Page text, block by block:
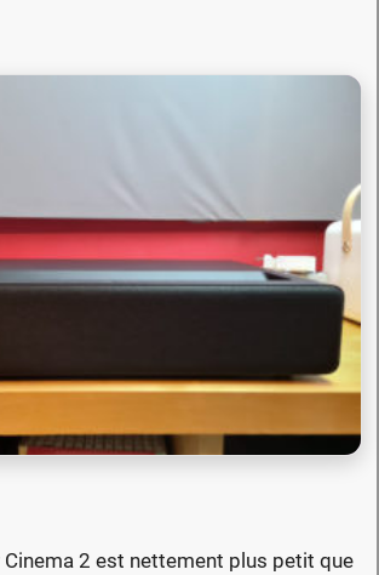
Cinema 2 est nettement plus petit que